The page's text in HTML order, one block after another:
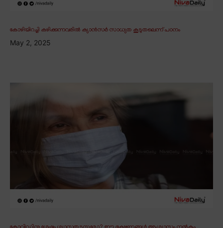
കോഴിയിറച്ചി കഴിക്കുന്നവരിൽ ക്യാൻസർ സാധ്യത കൂടുതലെന്ന് പഠനം
May 2, 2025